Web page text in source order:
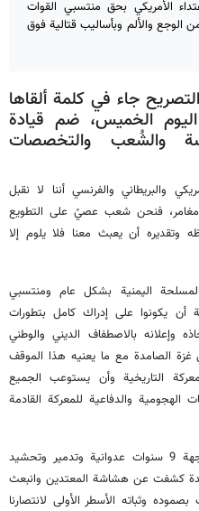
الأمريكي بحق منتسبي القوات
الوجع والألم وبأساليب قتالية فوق
جاء في كلمة ألقاها
الخميس، ضم قيادة
والشُعب والتخصصات
والبريطاني والفرنسي أننا لا نقبل
مغامر، فنحن شعب عصيُ على التطويع
أن يعبث معنا فلا يلوم إلا
اليمنية بشكل عام ومنتسبي
أن يكونوا على إدراك كامل بتطورات
وإعلانه بالاصطفاف الديني والوطني
غزة الصامدة مع ما يعنيه هذا الموقف
التاريخية وأن يستوعب الجميع
الهجومية والدفاعية للمعركة القادمة
وتابع وزير الدفاع "إن تجارب وتاريخ مواجهة 9 سنوات عدوانية وتدمير وتحشيد
كشفت عن هشاشة المعتدين وانبعث
وثباته الأسطر الأولى لانتصارنا